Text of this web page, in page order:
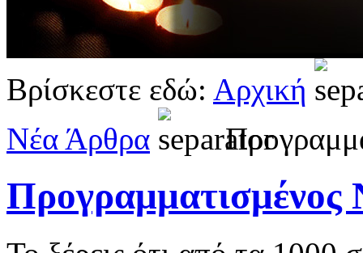
Βρίσκεστε εδώ: Αρχική
Νέα Άρθρα
Προγραμματισμένος